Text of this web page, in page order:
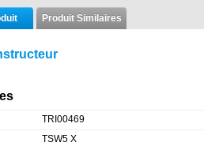
Produit Similaires
TRI00469
TSW5 X